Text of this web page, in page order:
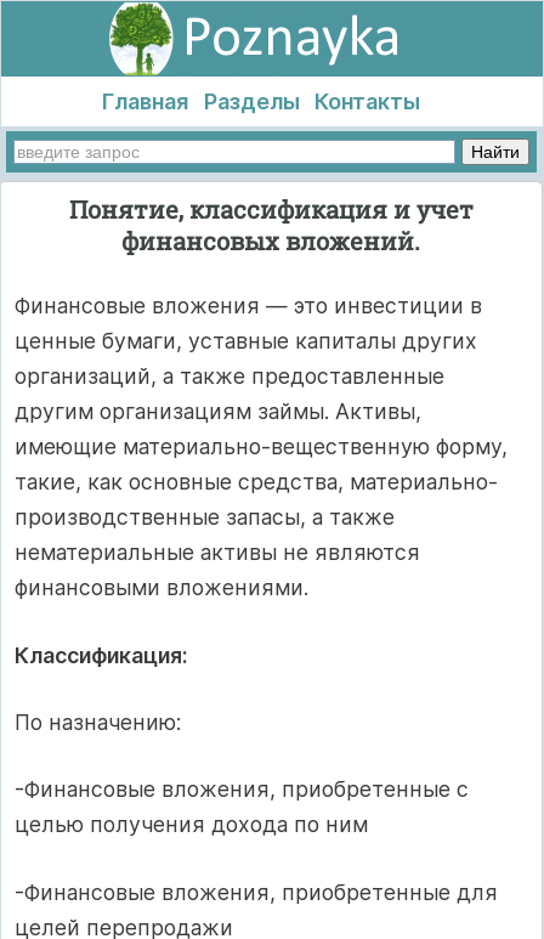
Главная Разделы Контакты
Понятие, классификация и учет
финансовых вложений.
Финансовые вложения — это инвестиции в
ценные бумаги, уставные капиталы других
организаций, а также предоставленные
другим организациям займы. Активы,
имеющие материально-вещественную форму,
такие, как основные средства, материально-
производственные запасы, а также
нематериальные активы не являются
финансовыми вложениями.
Классификация:
По назначению:
-Финансовые вложения, приобретенные с
целью получения дохода по ним
-Финансовые вложения, приобретенные для
целей перепродажи